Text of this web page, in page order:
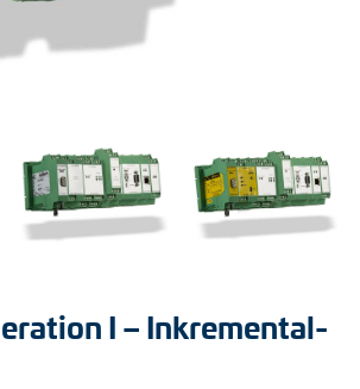
Wandler
I – Inkremental-